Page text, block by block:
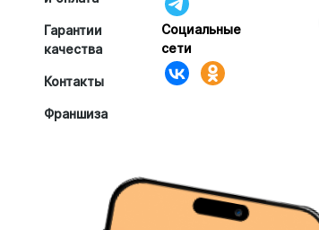
Гарантии
качества
Контакты
Франшиза
Социальные
сети